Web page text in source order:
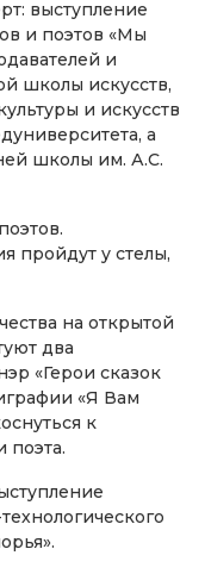
выступление
и поэтов «Мы
и
школы искусств,
и искусств
а
школы им. А.С.
пройдут у стелы,
на открытой
два
«Герои сказок
«Я Вам
к
поэта.